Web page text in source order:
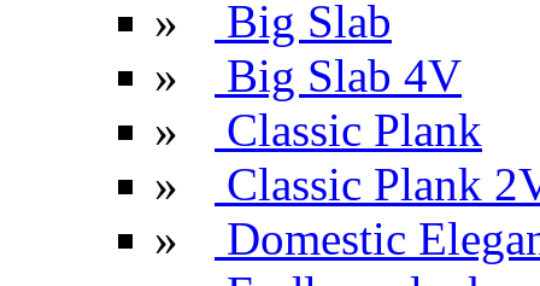
»
Big Slab
»
Big Slab 4V
»
Classic Plank
»
Classic Plank
»
Domestic